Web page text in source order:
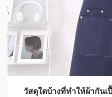
วัสดุใดบ้างที่ทำให้ผ้ากัน